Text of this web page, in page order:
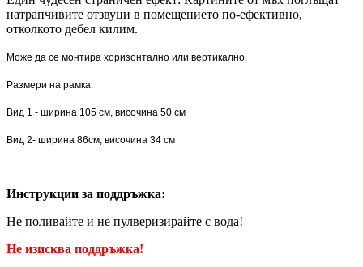
натрапчивите отзвуци в помещението по-ефективно,
отколкото дебел килим.
Може да се монтира хоризонтално или вертикално.
Размери на рамка:
Вид 1 - ширина 105 см, височина 50 см
Вид 2- ширина 86см, височина 34 см
Инструкции за поддръжка:
Не поливайте и не пулверизирайте с вода!
Не изисква поддръжка!